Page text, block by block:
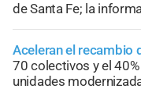
de Santa Fe; la
Aceleran el recambio
70 colectivos y el
unidades